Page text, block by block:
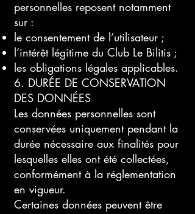
personnelles reposent notamment
sur :
le consentement de l’utilisateur ;
l’intérêt légitime du Club Le Bilitis ;
les obligations légales applicables.
6. DURÉE DE CONSERVATION
DES DONNÉES
Les données personnelles sont
conservées uniquement pendant la
durée nécessaire aux finalités pour
lesquelles elles ont été collectées,
conformément à la réglementation
en vigueur.
Certaines données peuvent être